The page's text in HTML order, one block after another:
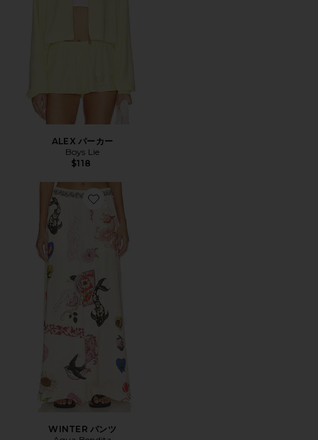
ALEX パーカー
Boys Lie
$118
Favorite WINTER パンツ
WINTER パンツ